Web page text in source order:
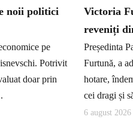
noii politici
pe
Potrivit
doar prin
Victoria
reveniți
Președinta
Furtună, a
hotare,
cei dragi și
6 august 2026